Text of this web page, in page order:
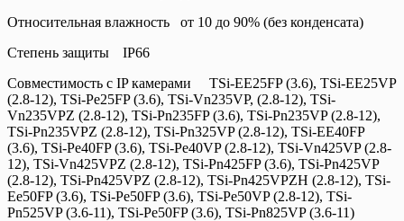
Относительная влажность
от 10 до 90% (без конденсата)
Степень защиты
IP66
Совместимость с IP камерами
TSi-EE25FP (3.6), TSi-EE25VP
(2.8-12), TSi-Pe25FP (3.6), TSi-Vn235VP, (2.8-12), TSi-
Vn235VPZ (2.8-12), TSi-Pn235FP (3.6), TSi-Pn235VP (2.8-12),
TSi-Pn235VPZ (2.8-12), TSi-Pn325VP (2.8-12), TSi-EE40FP
(3.6), TSi-Pe40FP (3.6), TSi-Pe40VP (2.8-12), TSi-Vn425VP (2.8-
12), TSi-Vn425VPZ (2.8-12), TSi-Pn425FP (3.6), TSi-Pn425VP
(2.8-12), TSi-Pn425VPZ (2.8-12), TSi-Pn425VPZH (2.8-12), TSi-
Ee50FP (3.6), TSi-Pe50FP (3.6), TSi-Pe50VP (2.8-12), TSi-
Pn525VP (3.6-11), TSi-Pe50FP (3.6), TSi-Pn825VP (3.6-11)